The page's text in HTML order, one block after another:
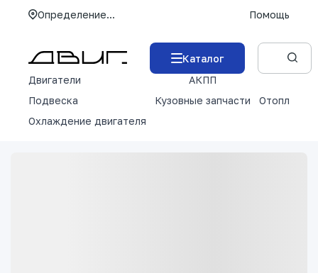
Определение... Помощь
Каталог
Двигатели
АКПП
Подвеска
Кузовные запчасти
Отопление
Охлаждение двигателя